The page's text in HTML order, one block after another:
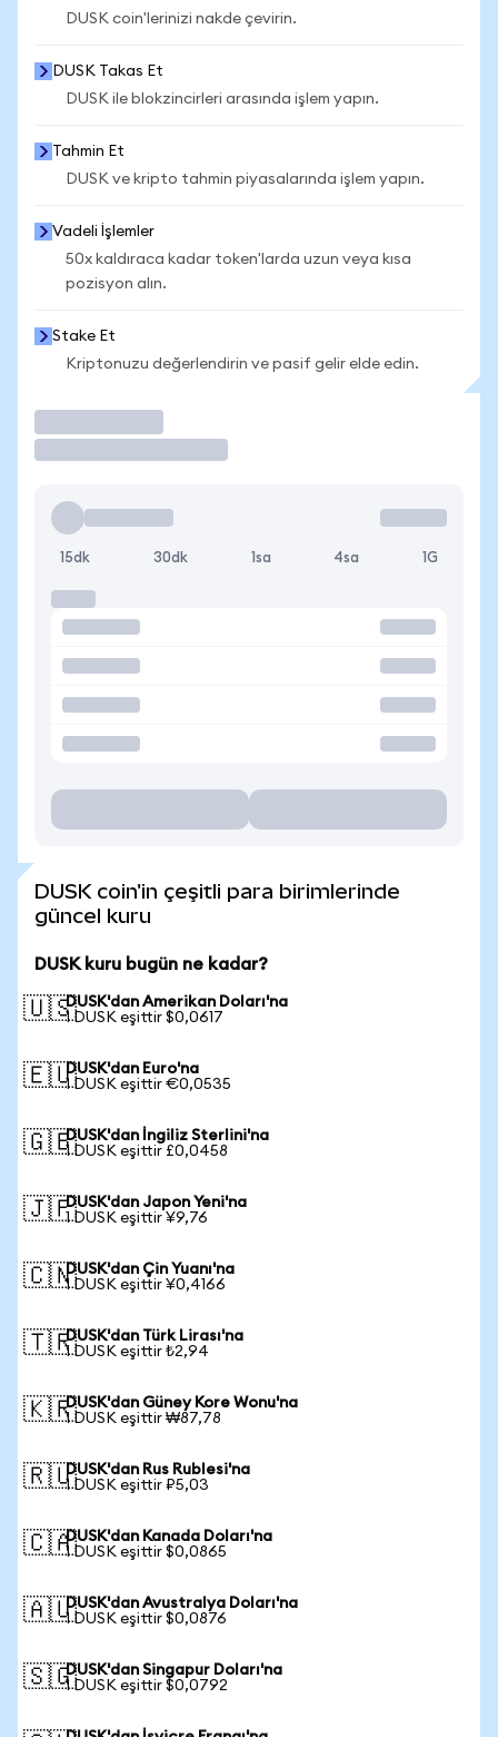
DUSK coin'lerinizi nakde çevirin.
DUSK Takas Et
DUSK ile blokzincirleri arasında işlem yapın.
Tahmin Et
DUSK ve kripto tahmin piyasalarında işlem yapın.
Vadeli İşlemler
50x kaldıraca kadar token'larda uzun veya kısa
pozisyon alın.
Stake Et
Kriptonuzu değerlendirin ve pasif gelir elde edin.
15dk 30dk 1sa 4sa 1G
DUSK coin'in çeşitli para birimlerinde
güncel kuru
DUSK kuru bugün ne kadar?
🇺🇸DUSK'dan Amerikan Doları'na
1 DUSK eşittir $0,0617
🇪🇺DUSK'dan Euro'na
1 DUSK eşittir €0,0535
🇬🇧DUSK'dan İngiliz Sterlini'na
1 DUSK eşittir £0,0458
🇯🇵DUSK'dan Japon Yeni'na
1 DUSK eşittir ¥9,76
🇨🇳DUSK'dan Çin Yuanı'na
1 DUSK eşittir ¥0,4166
🇹🇷DUSK'dan Türk Lirası'na
1 DUSK eşittir ₺2,94
🇰🇷DUSK'dan Güney Kore Wonu'na
1 DUSK eşittir ₩87,78
🇷🇺DUSK'dan Rus Rublesi'na
1 DUSK eşittir ₽5,03
🇨🇦DUSK'dan Kanada Doları'na
1 DUSK eşittir $0,0865
🇦🇺DUSK'dan Avustralya Doları'na
1 DUSK eşittir $0,0876
🇸🇬DUSK'dan Singapur Doları'na
1 DUSK eşittir $0,0792